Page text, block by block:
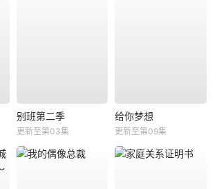
别班第二季
更新至第03集
给你梦想
更新至第09集